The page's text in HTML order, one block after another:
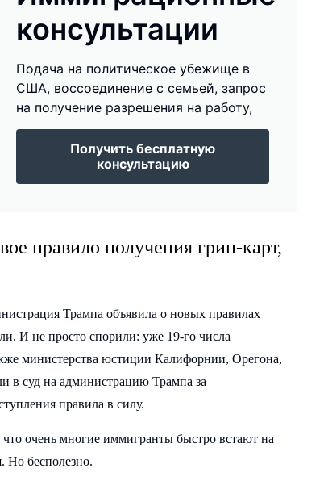
консультации
Подача на политическое убежище в
США, воссоединение с семьей, запрос
на получение разрешения на работу,
Получить бесплатную
консультацию
правило получения грин-карт,
Трампа объявила о новых правилах
И не просто спорили: уже 19-го числа
министерства юстиции Калифорнии, Орегона,
в суд на администрацию Трампа за
правила в силу.
очень многие иммигранты быстро встают на
Но бесполезно.